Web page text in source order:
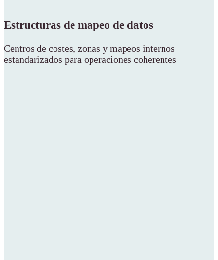
Estructuras de mapeo de datos
Centros de costes, zonas y mapeos internos
estandarizados para operaciones coherentes